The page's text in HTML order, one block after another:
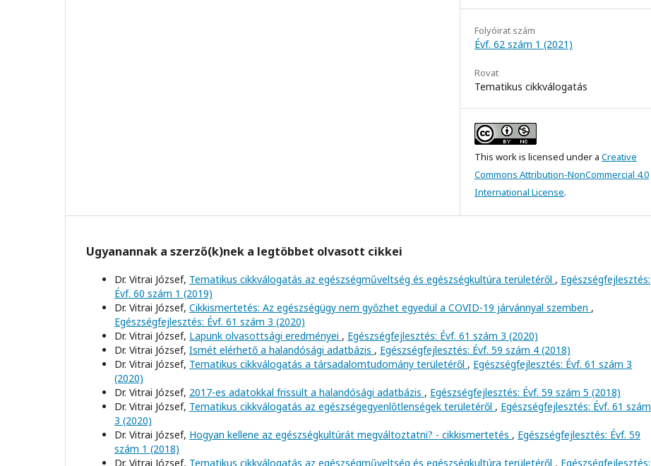
Folyóirat szám
Évf. 62 szám 1 (2021)
Rovat
Tematikus cikkválogatás
This work is licensed under a Creative
Commons Attribution-NonCommercial 4.0
International License.
Ugyanannak a szerző(k)nek a legtöbbet olvasott cikkei
Dr. Vitrai József, Tematikus cikkválogatás az egészségműveltség és egészségkultúra területéről , Egészségfejlesztés:
Évf. 60 szám 1 (2019)
Dr. Vitrai József, Cikkismertetés: Az egészségügy nem győzhet egyedül a COVID-19 járvánnyal szemben ,
Egészségfejlesztés: Évf. 61 szám 3 (2020)
Dr. Vitrai József, Lapunk olvasottsági eredményei , Egészségfejlesztés: Évf. 61 szám 3 (2020)
Dr. Vitrai József, Ismét elérhető a halandósági adatbázis , Egészségfejlesztés: Évf. 59 szám 4 (2018)
Dr. Vitrai József, Tematikus cikkválogatás a társadalomtudomány területéről , Egészségfejlesztés: Évf. 61 szám 3
(2020)
Dr. Vitrai József, 2017-es adatokkal frissült a halandósági adatbázis , Egészségfejlesztés: Évf. 59 szám 5 (2018)
Dr. Vitrai József, Tematikus cikkválogatás az egészségegyenlőtlenségek területéről , Egészségfejlesztés: Évf. 61 szám
3 (2020)
Dr. Vitrai József, Hogyan kellene az egészségkultúrát megváltoztatni? - cikkismertetés , Egészségfejlesztés: Évf. 59
szám 1 (2018)
Dr. Vitrai József, Tematikus cikkválogatás az egészségműveltség és egészségkultúra területéről , Egészségfejlesztés: